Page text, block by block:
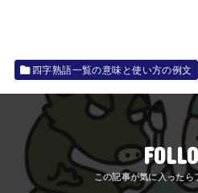
四字熟語一覧の意味と使い方の例文